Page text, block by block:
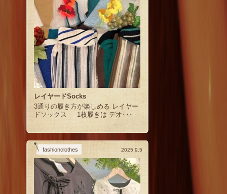
レイヤードSocks
3通りの履き方が楽しめる レイヤー
ドソックス 1枚履きは デオ･･･
fashionclothes 2025.9.5